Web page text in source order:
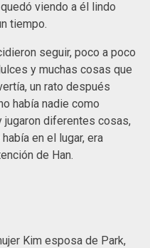
viendo a él lindo
tiempo.
seguir, poco a poco
y muchas cosas que
un rato después
había nadie como
jugaron diferentes cosas,
en el lugar, era
de Han.
Kim esposa de Park,